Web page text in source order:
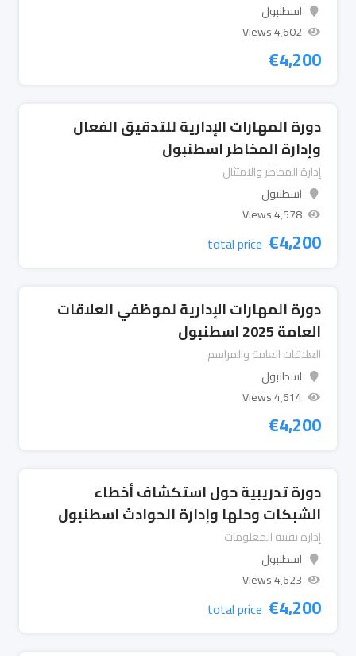
اسطنبول
4٬602 Views
€4,200
دورة المهارات الإدارية للتدقيق الفعال
وإدارة المخاطر اسطنبول
إدارة المخاطر والامتثال
اسطنبول
4٬578 Views
€4,200
total price
دورة المهارات الإدارية لموظفي العلاقات
العامة 2025 اسطنبول
العلاقات العامة والمراسم
اسطنبول
4٬614 Views
€4,200
دورة تدريبية حول استكشاف أخطاء
الشبكات وحلها وإدارة الحوادث اسطنبول
إدارة تقنية المعلومات
اسطنبول
4٬623 Views
€4,200
total price